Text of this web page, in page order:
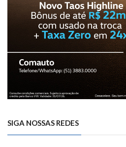
SIGA NOSSAS REDES